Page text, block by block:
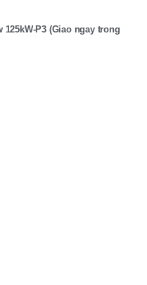
P3 (Giao ngay trong